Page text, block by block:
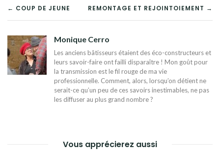
NAVIGATION
DE
L’ARTICLE
← COUP DE JEUNE REMONTAGE ET REJOINTOIEMENT →
Monique Cerro
Les anciens bâtisseurs étaient des éco-constructeurs et
leurs savoir-faire ont failli disparaître ! Mon goût pour
la transmission est le fil rouge de ma vie
professionnelle. Comment, alors, lorsqu’on détient ne
serait-ce qu’un peu de ces savoirs inestimables, ne pas
les diffuser au plus grand nombre ?
Vous apprécierez aussi